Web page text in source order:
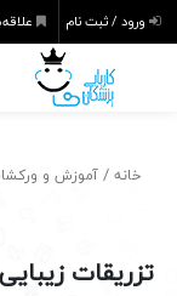
ورود / ثبت نام
خانه /آموزش و
تزریقات زیبایی